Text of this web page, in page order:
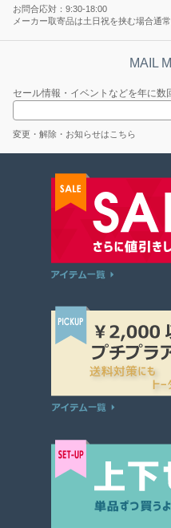
お問合応対：9:30-18:00
メーカー取寄品は土日祝を挟む場合通
セール情報・イベントなどを年に数
変更・解除・お知らせはこちら